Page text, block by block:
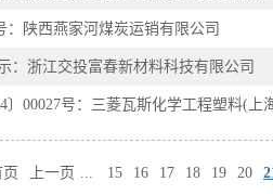
：陕西燕家河煤炭运销有限公司
：浙江交投富春新材料科技有限公司
〕00027号：三菱瓦斯化学工程塑料(
上一页 15 16 17 18 19 20